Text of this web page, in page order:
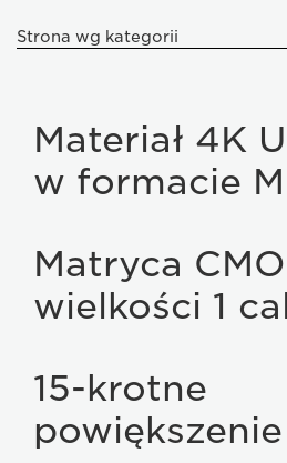
Strona wg kategorii
Materiał 4K
w formacie
Matryca
wielkości 1
15-krotne
powiększenie